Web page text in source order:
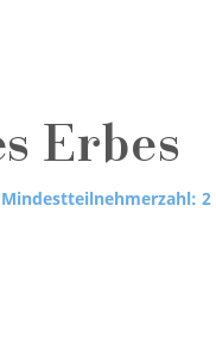
Erbes
Mindestteilnehmerzahl: 2